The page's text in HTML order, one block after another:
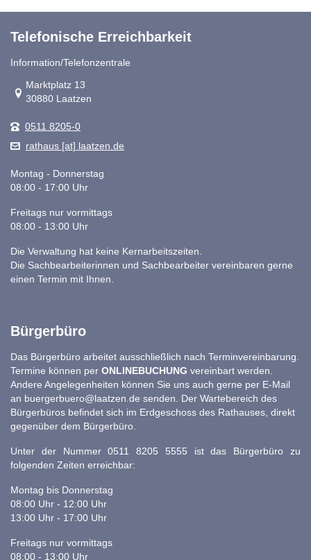
Telefonische Erreichbarkeit
Information/Telefonzentrale
Link zur Google-Maps Navigation
Marktplatz 13
30880 Laatzen
0511 8205-0
rathaus [at] laatzen.de
Montag - Donnerstag
08:00 - 17:00 Uhr
Freitags nur vormittags
08:00 - 13:00 Uhr
Die Verwaltung hat keine Kernarbeitszeiten.
Die Sachbearbeiterinnen und Sachbearbeiter vereinbaren gerne
einen Termin mit Ihnen.
Bürgerbüro
Das Bürgerbüro arbeitet ausschließlich nach Terminvereinbarung.
Termine können per ONLINEBUCHUNG vereinbart werden.
Andere Angelegenheiten können Sie uns auch gerne per E-Mail
an buergerbuero@laatzen.de senden. Der Wartebereich des
Bürgerbüros befindet sich im Erdgeschoss des Rathauses, direkt
gegenüber dem Bürgerbüro.
Unter der Nummer 0511 8205 5555 ist das Bürgerbüro zu
folgenden Zeiten erreichbar:
Montag bis Donnerstag
08:00 Uhr - 12:00 Uhr
13:00 Uhr - 17:00 Uhr
Freitags nur vormittags
08:00 - 13:00 Uhr